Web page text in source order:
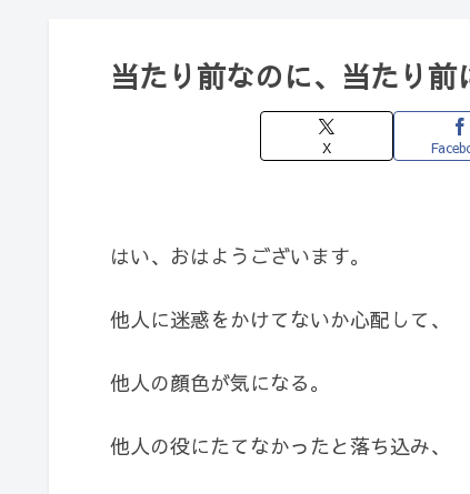
当たり前なのに、当たり前
X
はい、おはようございます。
他人に迷惑をかけてないか心配して、
他人の顔色が気になる。
他人の役にたてなかったと落ち込み、